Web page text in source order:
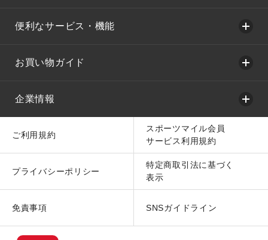
便利なサービス・機能
お買い物ガイド
企業情報
ご利用規約
スポーツマイル会員
サービス利用規約
プライバシーポリシー
特定商取引法に基づく
表示
免責事項 SNSガイドライン